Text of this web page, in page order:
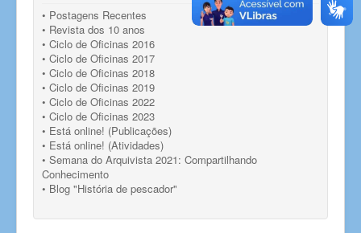
• Postagens Recentes
• Revista dos 10 anos
• Ciclo de Oficinas 2016
• Ciclo de Oficinas 2017
• Ciclo de Oficinas 2018
• Ciclo de Oficinas 2019
• Ciclo de Oficinas 2022
• Ciclo de Oficinas 2023
• Está online! (Publicações)
• Está online! (Atividades)
• Semana do Arquivista 2021: Compartilhando
Conhecimento
• Blog "História de pescador"